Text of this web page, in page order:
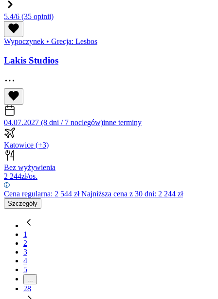
5.4/6 (35 opinii)
Wypoczynek • Grecja: Lesbos
Lakis Studios
04.07.2027 (8 dni / 7 noclegów)inne terminy
Katowice (+3)
Bez wyżywienia
2 244zł/os.
Cena regularna: 2 544 złNajniższa cena z 30 dni: 2 244 zł
Szczegóły
1
2
3
4
5
...
28